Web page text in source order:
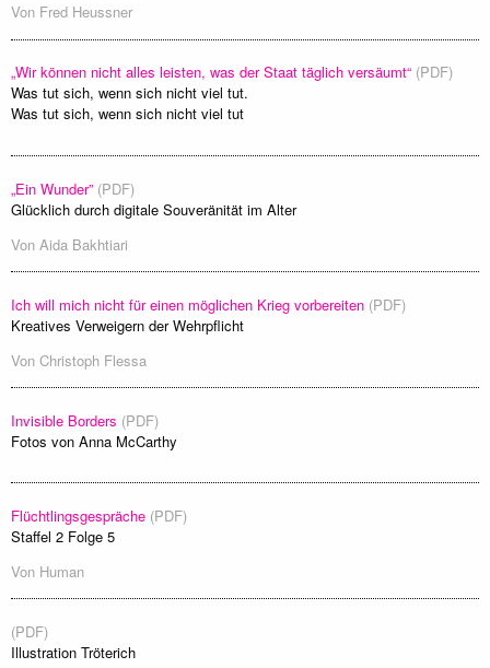
Von Fred Heussner
„Wir können nicht alles leisten, was der Staat täglich versäumt“ (PDF)
Was tut sich, wenn sich nicht viel tut.
Was tut sich, wenn sich nicht viel tut
„Ein Wunder” (PDF)
Glücklich durch digitale Souveränität im Alter
Von Aida Bakhtiari
Ich will mich nicht für einen möglichen Krieg vorbereiten (PDF)
Kreatives Verweigern der Wehrpflicht
Von Christoph Flessa
Invisible Borders (PDF)
Fotos von Anna McCarthy
Flüchtlingsgespräche (PDF)
Staffel 2 Folge 5
Von Human
(PDF)
Illustration Tröterich